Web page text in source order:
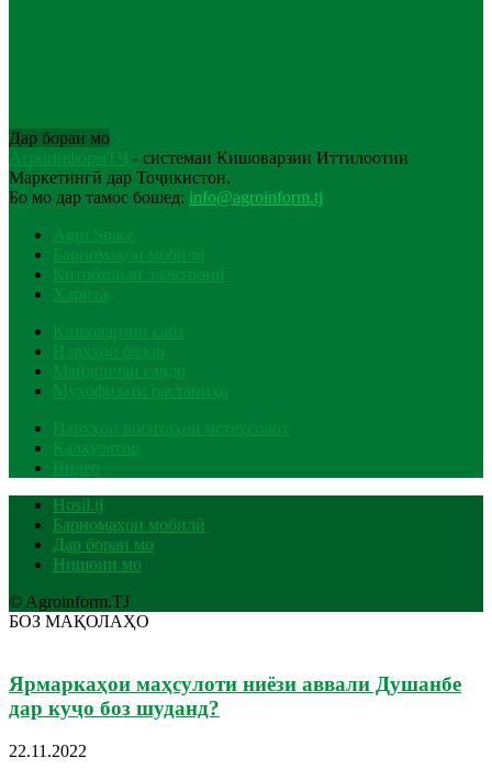
Дар бораи мо
АгроинформТҶ - системаи Кишоварзии Иттилоотии
Маркетингӣ дар Тоҷикистон.
Бо мо дар тамос бошед: info@agroinform.tj
Agro Space
Барномаҳои мобилӣ
Китобхонаи электронӣ
Харита
Кишоварзии сабз
Нархҳои бозор
Майдончаи савдо
Муҳофизати растаниҳо
Нархҳои воситаҳои истеҳсолот
Калкулятор
Видео
Hosil.tj
Барномаҳои мобилӣ
Дар бораи мо
Нишони мо
© Agroinform.TJ
БОЗ МАҚОЛАҲО
Ярмаркаҳои маҳсулоти ниёзи аввали Душанбе
дар куҷо боз шуданд?
22.11.2022